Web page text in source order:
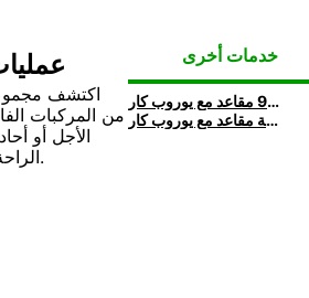
اكتشف
من المركبات
الأجل أو
الراحة والمرونة والتميز في كل رحلة.
خدمات أخرى
تأجير سيارة 9 مقاعد | استأجر سيارة 9 مقاعد مع يوروب كار
تأجير سيارة بأربعة مقاعد | استئجار سيارة بأربعة مقاعد مع يوروب كار